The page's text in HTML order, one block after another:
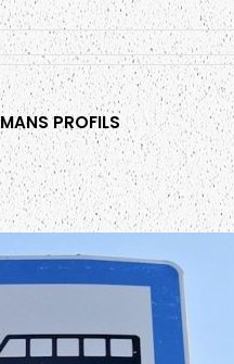
MANS PROFILS